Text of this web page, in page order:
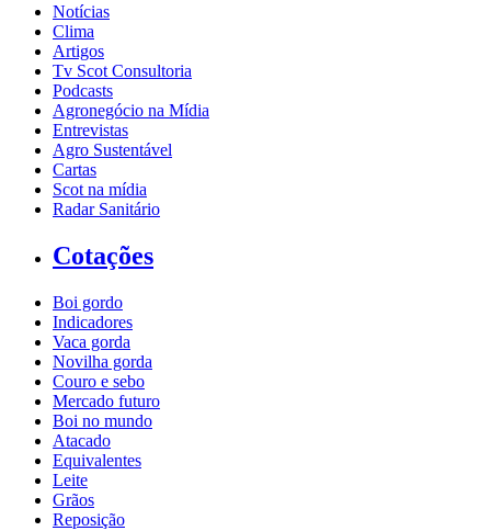
Notícias
Clima
Artigos
Tv Scot Consultoria
Podcasts
Agronegócio na Mídia
Entrevistas
Agro Sustentável
Cartas
Scot na mídia
Radar Sanitário
Cotações
Boi gordo
Indicadores
Vaca gorda
Novilha gorda
Couro e sebo
Mercado futuro
Boi no mundo
Atacado
Equivalentes
Leite
Grãos
Reposição